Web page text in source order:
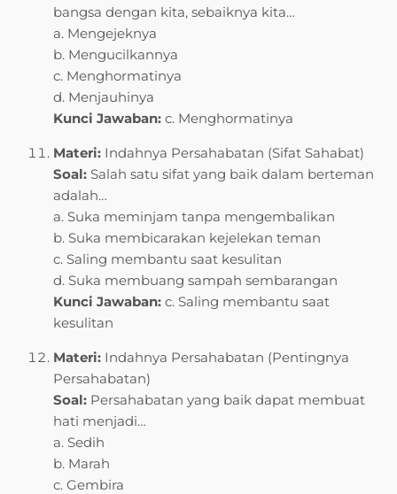
bangsa dengan kita, sebaiknya kita…
a. Mengejeknya
b. Mengucilkannya
c. Menghormatinya
d. Menjauhinya
Kunci Jawaban: c. Menghormatinya
Materi: Indahnya Persahabatan (Sifat Sahabat)
Soal: Salah satu sifat yang baik dalam berteman
adalah…
a. Suka meminjam tanpa mengembalikan
b. Suka membicarakan kejelekan teman
c. Saling membantu saat kesulitan
d. Suka membuang sampah sembarangan
Kunci Jawaban: c. Saling membantu saat
kesulitan
Materi: Indahnya Persahabatan (Pentingnya
Persahabatan)
Soal: Persahabatan yang baik dapat membuat
hati menjadi…
a. Sedih
b. Marah
c. Gembira